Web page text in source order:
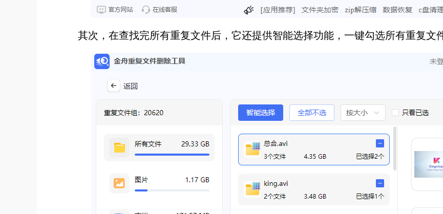
其次，在查找完所有重复文件后，它还提供智能选择功能，一键勾选所有重复文